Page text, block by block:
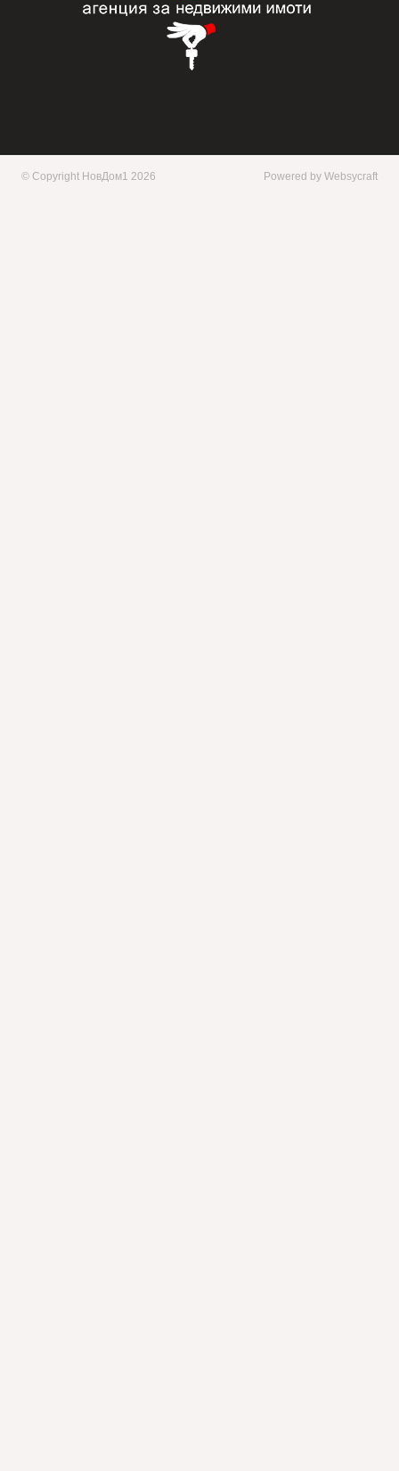
© Copyright НовДом1 2026 Powered by Websycraft